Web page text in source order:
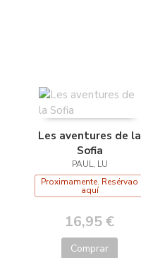
Les aventures de la
Sofia
PAUL, LU
Proximamente. Resérvao
aquí
16,95 €
Comprar